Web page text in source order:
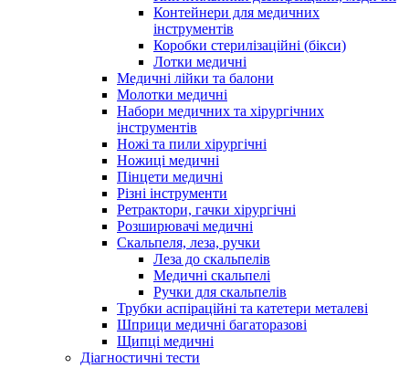
Контейнери для медичних
інструментів
Коробки стерилізаційні (бікси)
Лотки медичні
Медичні лійки та балони
Молотки медичні
Набори медичних та хірургічних
інструментів
Ножі та пили хірургічні
Ножиці медичні
Пінцети медичні
Різні інструменти
Ретрактори, гачки хірургічні
Розширювачі медичні
Скальпеля, леза, ручки
Леза до скальпелів
Медичні скальпелі
Ручки для скальпелів
Трубки аспіраційні та катетери металеві
Шприци медичні багаторазові
Щипці медичні
Діагностичні тести